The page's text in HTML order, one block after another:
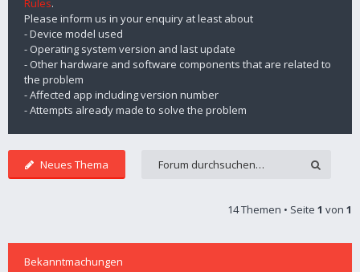
Rules.
Please inform us in your enquiry at least about
- Device model used
- Operating system version and last update
- Other hardware and software components that are related to
the problem
- Affected app including version number
- Attempts already made to solve the problem
Neues Thema
14 Themen • Seite 1 von 1
Bekanntmachungen